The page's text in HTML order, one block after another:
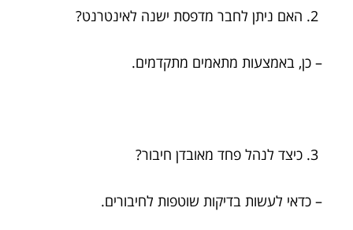
האם ניתן לחבר מדפסת ישנה לאינטרנט?
– כן, באמצעות מתאמים מתקדמים.
כיצד לנהל פחד מאובדן חיבור?
– כדאי לעשות בדיקות שוטפות לחיבורים.